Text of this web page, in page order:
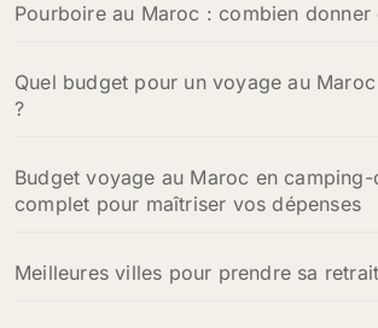
e
:
Pourboire au Maroc : combien donner
Quel budget pour un voyage au
?
Budget voyage au Maroc en
complet pour maîtriser vos dépenses
Meilleures villes pour prendre sa